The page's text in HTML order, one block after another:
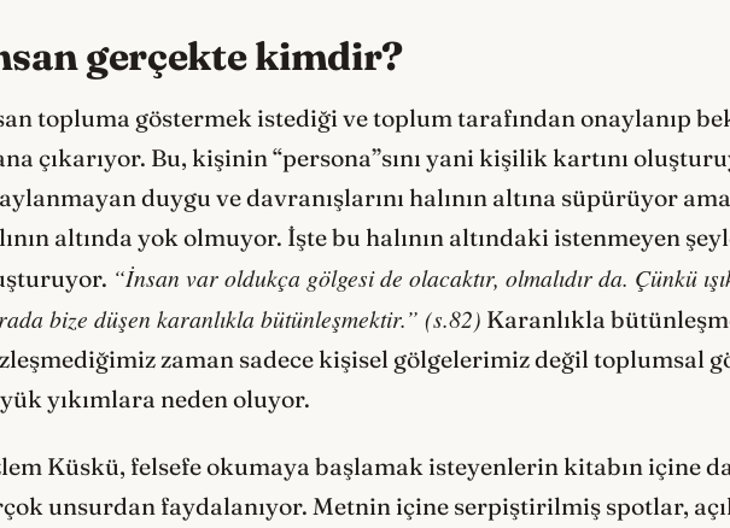
gerçekte kimdir?
topluma göstermek istediği ve toplum tarafından onaylanıp
çıkarıyor. Bu, kişinin “persona”sını yani kişilik kartını
duygu ve davranışlarını halının altına süpürüyor
altında yok olmuyor. İşte bu halının altındaki istenmeyen
“İnsan var oldukça gölgesi de olacaktır, olmalıdır da. Çünkü
bize düşen karanlıkla bütünleşmektir.” (s.82) Karanlıkla
zaman sadece kişisel gölgelerimiz değil toplumsal
yıkımlara neden oluyor.
Küskü, felsefe okumaya başlamak isteyenlerin kitabın içine
unsurdan faydalanıyor. Metnin içine serpiştirilmiş spotlar,